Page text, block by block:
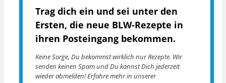
Trag dich ein und sei unter den
Ersten, die neue BLW-Rezepte in
ihren Posteingang bekommen.
Keine Sorge, Du bekommst wirklich nur Rezepte. Wir
senden keinen Spam und Du kannst Dich jederzeit
wieder abmelden! Erfahre mehr in unserer